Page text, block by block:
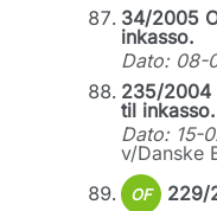
34/2005
inkasso.
Dato: 08-
235/2004
til inkasso.
Dato: 15-
v/Danske
OF
229/